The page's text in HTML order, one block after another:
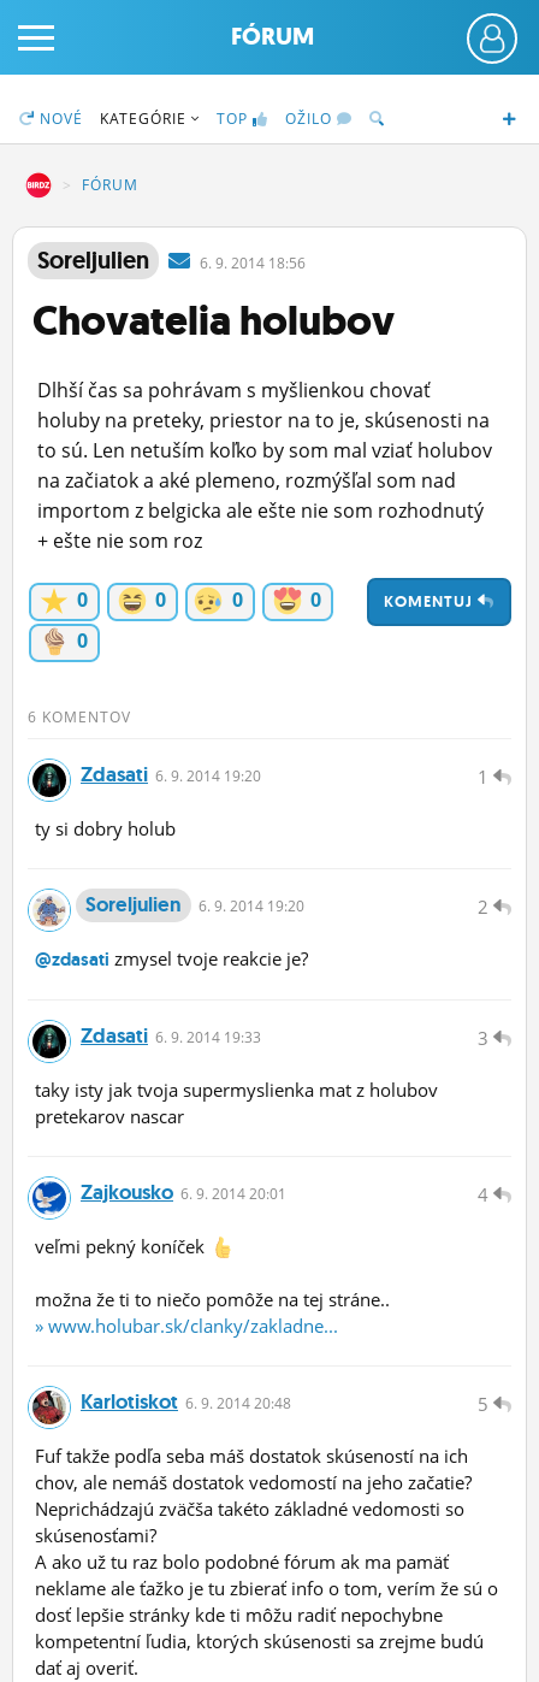
PRIHLÁS SA
ČINŽIAK
STATUSY
BLOGY
OBRÁZKY
MÔJ PROFIL
NASTAVENIA
ROLETA
FÓRUM
NOVÉ KATEGÓRIE TOP OŽILO
FÓRUM
Soreljulien 6. 9. 2014 18:56
Chovatelia holubov
Dlhší čas sa pohrávam s myšlienkou chovať
holuby na preteky, priestor na to je, skúsenosti na
to sú. Len netuším koľko by som mal vziať holubov
na začiatok a aké plemeno, rozmýšľal som nad
importom z belgicka ale ešte nie som rozhodnutý
+ ešte nie som roz
KOMENTUJ
0 0 0
0
0
6 KOMENTOV
1
Zdasati 6. 9. 2014 19:20
ty si dobry holub
2
Soreljulien 6. 9. 2014 19:20
@zdasati zmysel tvoje reakcie je?
3
Zdasati 6. 9. 2014 19:33
taky isty jak tvoja supermyslienka mat z holubov
pretekarov nascar
4
Zajkousko 6. 9. 2014 20:01
veľmi pekný koníček
možna že ti to niečo pomôže na tej stráne..
» www.holubar.sk/clanky/zakladne...
5
Karlotiskot 6. 9. 2014 20:48
Fuf takže podľa seba máš dostatok skúseností na ich
chov, ale nemáš dostatok vedomostí na jeho začatie?
Neprichádzajú zväčša takéto základné vedomosti so
skúsenosťami?
A ako už tu raz bolo podobné fórum ak ma pamäť
neklame ale ťažko je tu zbierať info o tom, verím že sú o
dosť lepšie stránky kde ti môžu radiť nepochybne
kompetentní ľudia, ktorých skúsenosti sa zrejme budú
dať aj overiť.